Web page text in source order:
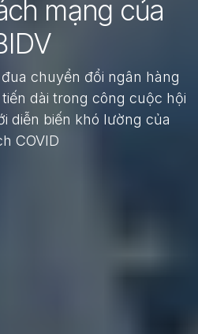
mạng của
chuyển đổi ngân hàng
dài trong công cuộc hội
diễn biến khó lường của
COVID